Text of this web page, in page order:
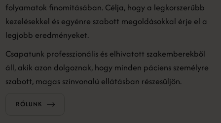
folyamatok finomításában. Célja, hogy a legkorszerűbb
kezelésekkel és egyénre szabott megoldásokkal érje el a
legjobb eredményeket.
Csapatunk professzionális és elhivatott szakemberekből
áll, akik azon dolgoznak, hogy minden páciens személyre
szabott, magas színvonalú ellátásban részesüljön.
RÓLUNK